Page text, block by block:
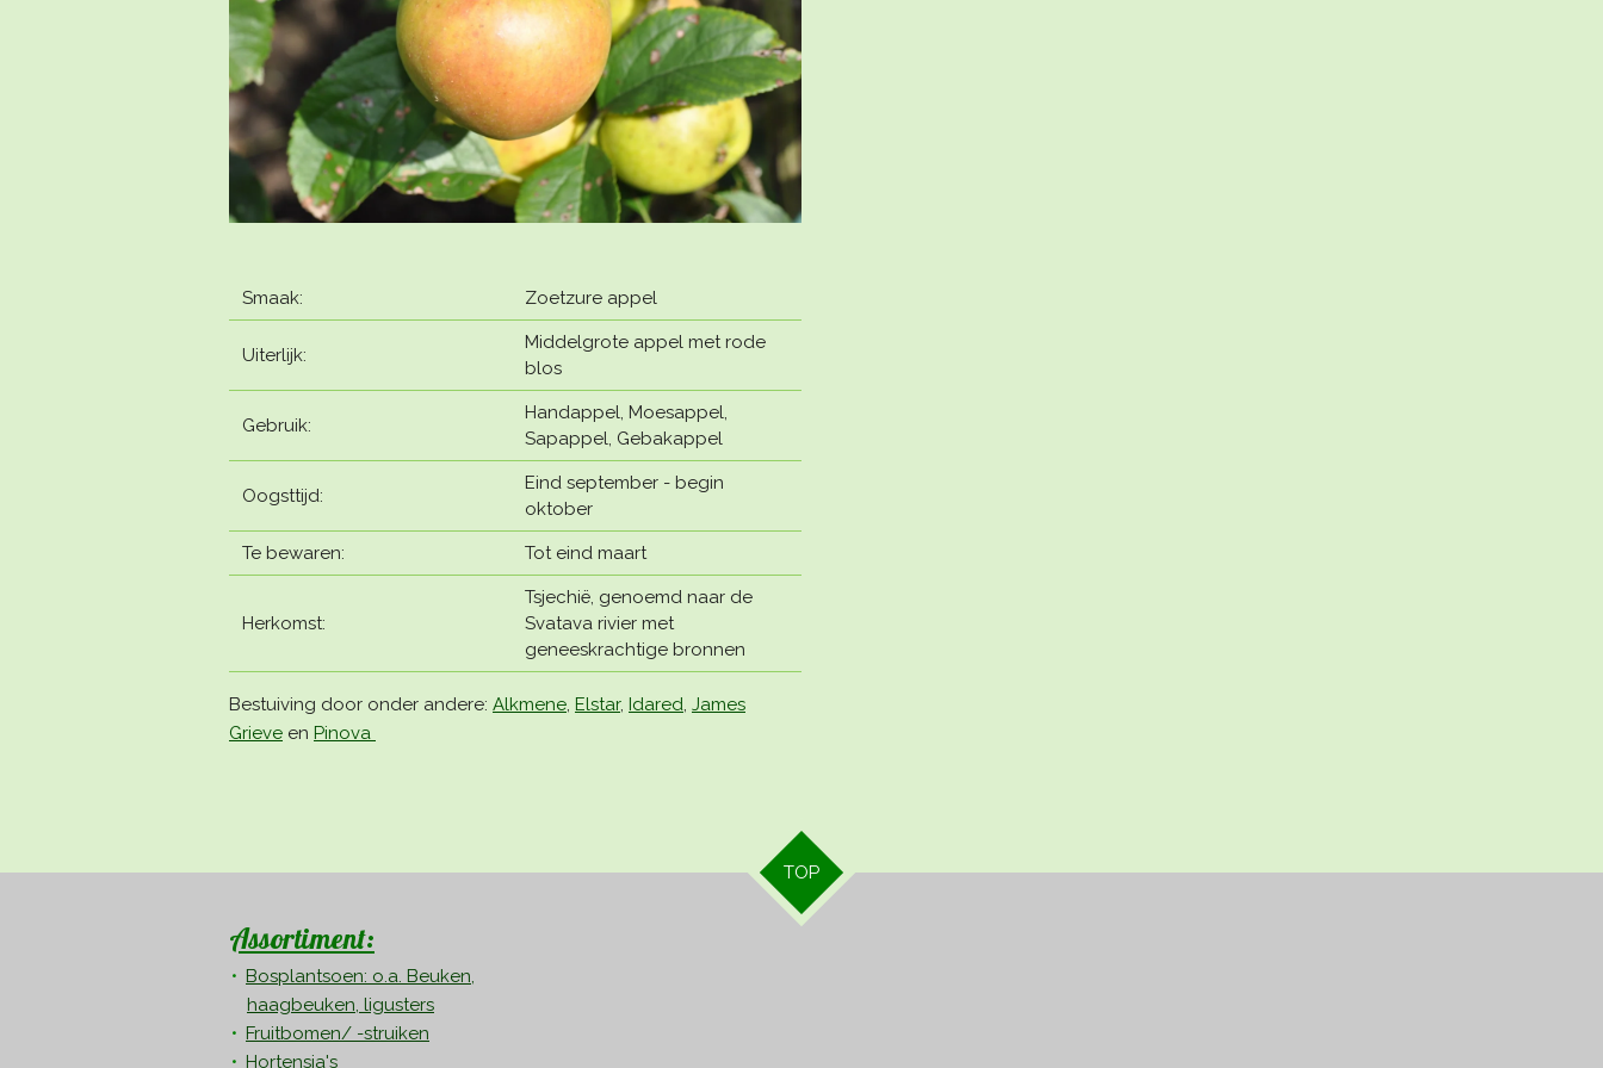
Smaak: Zoetzure appel
Uiterlijk:
Middelgrote appel met rode
blos
Gebruik:
Handappel, Moesappel,
Sapappel, Gebakappel
Oogsttijd:
Eind september - begin
oktober
Te bewaren: Tot eind maart
Herkomst:
Tsjechië, genoemd naar de
Svatava rivier met
geneeskrachtige bronnen
Bestuiving door onder andere: Alkmene, Elstar, Idared, James
Grieve en Pinova
TOP
Assortiment:
Bosplantsoen: o.a. Beuken,
haagbeuken, ligusters
Fruitbomen/ -struiken
Hortensia's